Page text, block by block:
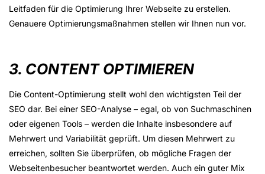
Leitfaden für die Optimierung Ihrer Webseite zu erstellen.
Genauere Optimierungsmaßnahmen stellen wir Ihnen nun vor.
3. CONTENT OPTIMIEREN
Die Content-Optimierung stellt wohl den wichtigsten Teil der
SEO dar. Bei einer SEO-Analyse – egal, ob von Suchmaschinen
oder eigenen Tools – werden die Inhalte insbesondere auf
Mehrwert und Variabilität geprüft. Um diesen Mehrwert zu
erreichen, sollten Sie überprüfen, ob mögliche Fragen der
Webseitenbesucher beantwortet werden. Auch ein guter Mix